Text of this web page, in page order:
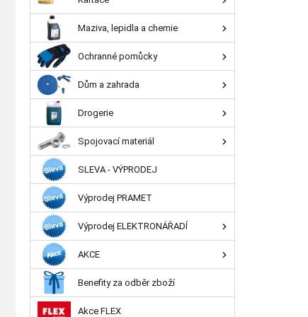
Maziva, lepidla a chemie
Ochranné pomůcky
Dům a zahrada
Drogerie
Spojovací materiál
SLEVA - VÝPRODEJ
Výprodej PRAMET
Výprodej ELEKTRONÁŘADÍ
AKCE
Benefity za odběr zboží
Akce FLEX